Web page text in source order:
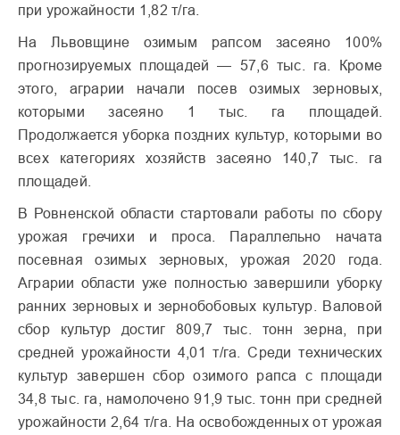
при урожайности 1,82 т/га.
На Львовщине озимым рапсом засеяно 100%
прогнозируемых площадей — 57,6 тыс. га. Кроме
этого, аграрии начали посев озимых зерновых,
которыми засеяно 1 тыс. га площадей.
Продолжается уборка поздних культур, которыми во
всех категориях хозяйств засеяно 140,7 тыс. га
площадей.
В Ровненской области стартовали работы по сбору
урожая гречихи и проса. Параллельно начата
посевная озимых зерновых, урожая 2020 года.
Аграрии области уже полностью завершили уборку
ранних зерновых и зернобобовых культур. Валовой
сбор культур достиг 809,7 тыс. тонн зерна, при
средней урожайности 4,01 т/га. Среди технических
культур завершен сбор озимого рапса с площади
34,8 тыс. га, намолочено 91,9 тыс. тонн при средней
урожайности 2,64 т/га. На освобожденных от урожая